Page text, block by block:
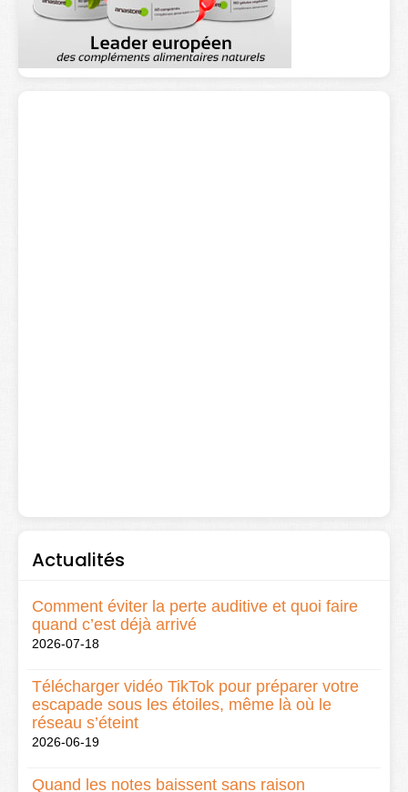
Actualités
Comment éviter la perte auditive et quoi faire
quand c’est déjà arrivé
2026-07-18
Télécharger vidéo TikTok pour préparer votre
escapade sous les étoiles, même là où le
réseau s’éteint
2026-06-19
Quand les notes baissent sans raison